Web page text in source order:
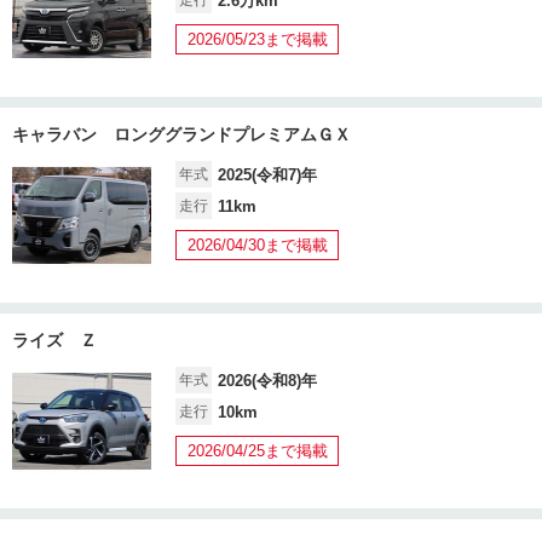
2026/05/23まで掲載
キャラバン ロンググランドプレミアムＧＸ
年式 2025(令和7)年
走行 11km
2026/04/30まで掲載
ライズ Ｚ
年式 2026(令和8)年
走行 10km
2026/04/25まで掲載